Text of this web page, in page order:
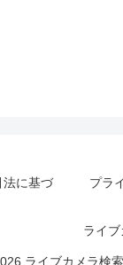
法に基づ
プラ
ライ
ライブカメラ検